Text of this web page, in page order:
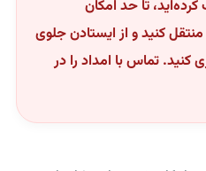
کرده‌اید، تا حد امکان
کنید و از ایستادن جلوی
کنید. تماس با امداد را در